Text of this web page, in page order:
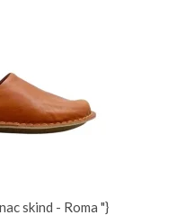
skind - Roma "}